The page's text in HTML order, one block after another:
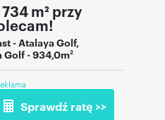
m² przy
- Atalaya Golf,
Golf- 934,0m2
Sprawdź ratę >>